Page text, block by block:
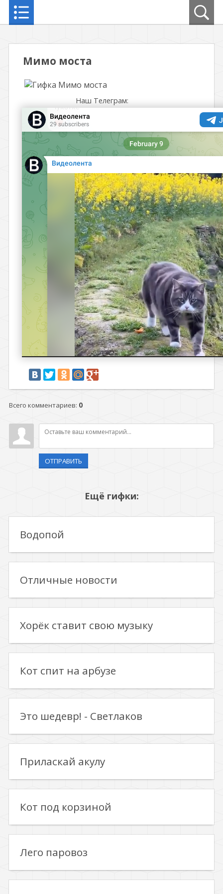
Мимо моста
Наш Телеграм:
Всего комментариев: 0
ОТПРАВИТЬ
Ещё гифки:
Водопой
Отличные новости
Хорёк ставит свою музыку
Кот спит на арбузе
Это шедевр! - Светлаков
Приласкай акулу
Кот под корзиной
Лего паровоз